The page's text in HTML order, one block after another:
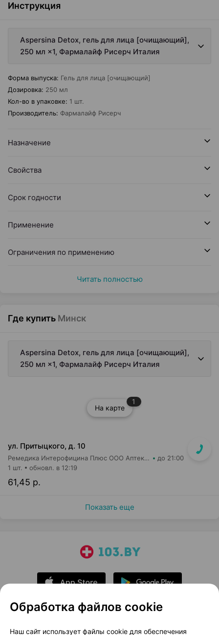
Инструкция
Aspersina Detox, гель для лица [очищающий],
250 мл ×1, Фармалайф Рисерч Италия
Форма выпуска: Гель для лица [очищающий]
Дозировка: 250 мл
Кол-во в упаковке: 1 шт.
Производитель: Фармалайф Рисерч
Назначение
Свойства
Срок годности
Применение
Ограничения по применению
Читать полностью
Где купить Минск
Aspersina Detox, гель для лица [очищающий],
250 мл ×1, Фармалайф Рисерч Италия
На карте
1
ул. Притыцкого, д. 10
Ремедика Интерофицина Плюс ООО Аптека №8 до 21:00
61,45 р.
1 шт. обновл. в 12:19
Показать еще
О проекте Новости проекта
Обработка файлов cookie
Наш сайт использует файлы cookie для обеспечения